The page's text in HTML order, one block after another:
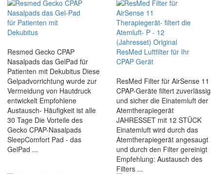
Resmed Gecko CPAP
Nasalpads das GelPad für
Patienten mit Dekubitus Diese
Gelpadvorrichtung wurde zur
Vermeidung von Hautdruck
entwickelt Empfohlene
Austausch- Häufigkeit ist alle
30 Tage Die Vorteile des
Gecko CPAP-Nasalpads
SleepComfort Pad - das
GelPad ...
ResMed Filter für AirSense 11
CPAP-Geräte filtert zuverlässig
und sicher die Einatemluft der
Atemtherapiegerät
JAHRESSET mit 12 STÜCK
Einatemluft wird durch das
Atemtherapiegerät angesaugt
und durch den Filter gereinigt
Empfehlung: Austausch des
Filters ...